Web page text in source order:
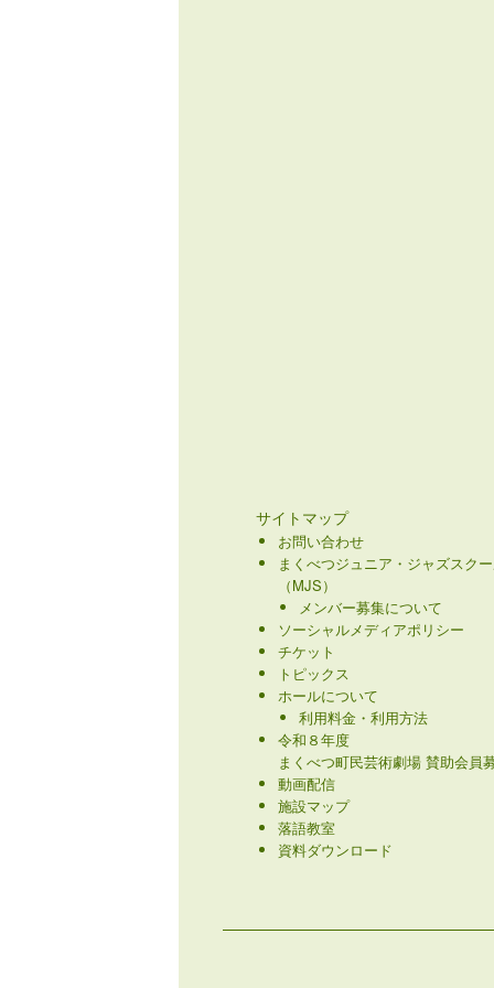
サイトマップ
お問い合わせ
まくべつジュニア・ジャズスク
（MJS）
メンバー募集について
ソーシャルメディアポリシー
チケット
トピックス
ホールについて
利用料金・利用方法
令和８年度
まくべつ町民芸術劇場 賛助会員
動画配信
施設マップ
落語教室
資料ダウンロード